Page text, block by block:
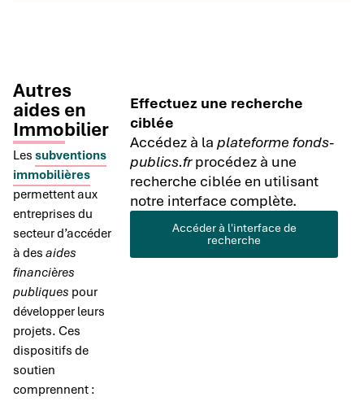
Autres
aides en
Immobilier
Les subventions
immobilières
permettent aux
entreprises du
secteur d’accéder
à des aides
financières
publiques pour
développer leurs
projets. Ces
dispositifs de
soutien
comprennent :
Effectuez une recherche
ciblée
Accédez à laplateforme fonds-
publics.frprocédez à une
recherche ciblée en utilisant
notre interface complète.
Accéder à l'interface de
recherche